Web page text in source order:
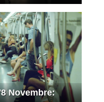
Novembre: